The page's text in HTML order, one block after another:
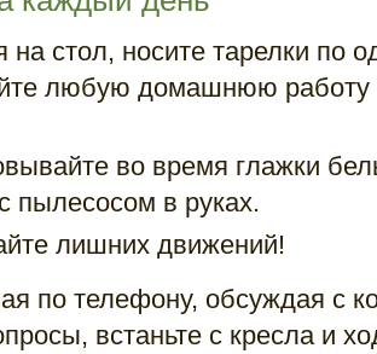
на стол, носите тарелки по
любую домашнюю работу
во время глажки
пылесосом в руках.
лишних движений!
по телефону, обсуждая с
встаньте с кресла и